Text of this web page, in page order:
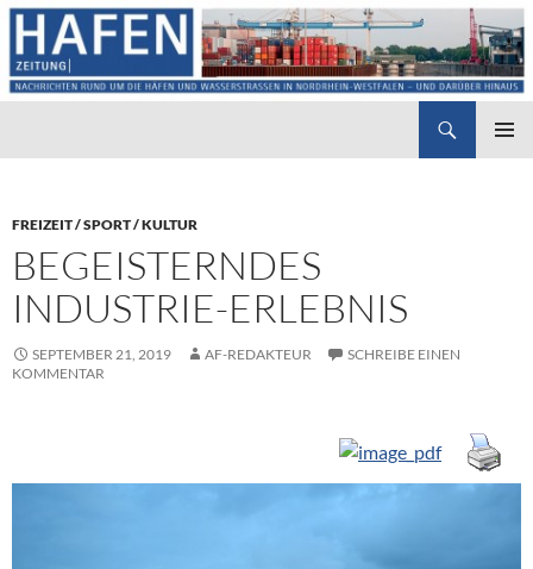
FREIZEIT / SPORT / KULTUR
BEGEISTERNDES
INDUSTRIE-ERLEBNIS
SEPTEMBER 21, 2019 AF-REDAKTEUR
SCHREIBE EINEN
KOMMENTAR